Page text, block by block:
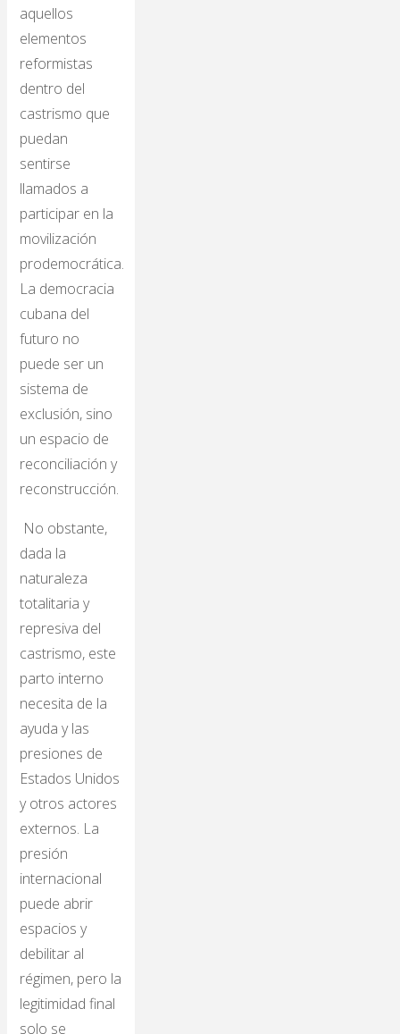
aquellos
elementos
reformistas
dentro del
castrismo que
puedan
sentirse
llamados a
participar en la
movilización
prodemocrática.
La democracia
cubana del
futuro no
puede ser un
sistema de
exclusión, sino
un espacio de
reconciliación y
reconstrucción.
No obstante,
dada la
naturaleza
totalitaria y
represiva del
castrismo, este
parto interno
necesita de la
ayuda y las
presiones de
Estados Unidos
y otros actores
externos. La
presión
internacional
puede abrir
espacios y
debilitar al
régimen, pero la
legitimidad final
solo se